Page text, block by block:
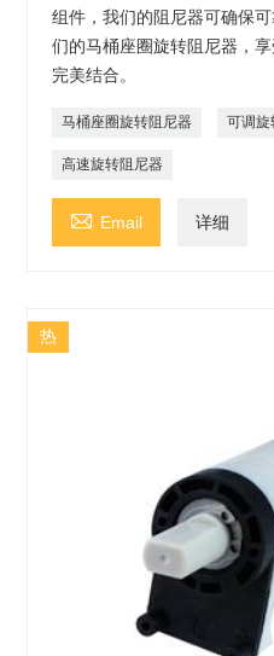
组件，我们的阻尼器可确保
们的马桶座圈旋转阻尼器，
完美结合。
马桶座圈旋转阻尼器 可调旋
高速旋转阻尼器
 Email 详细
热